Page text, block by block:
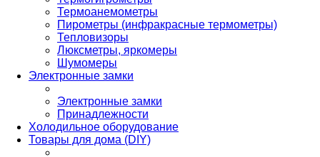
Термоанемометры
Пирометры (инфракрасные термометры)
Тепловизоры
Люксметры, яркомеры
Шумомеры
Электронные замки
Электронные замки
Принадлежности
Холодильное оборудование
Товары для дома (DIY)